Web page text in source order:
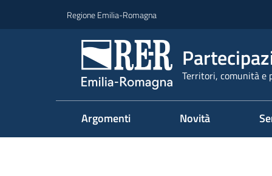
Regione Emilia-Romagna
Territori, comunità e
Argomenti Novità